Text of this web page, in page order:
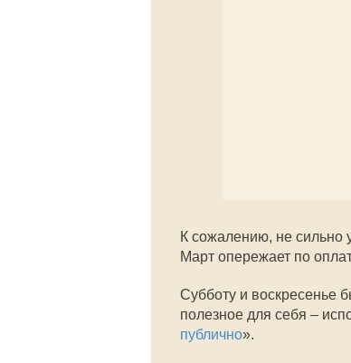
К сожалению, не сильно
Март опережает по
Субботу и воскресенье
полезное для себя –
публично».